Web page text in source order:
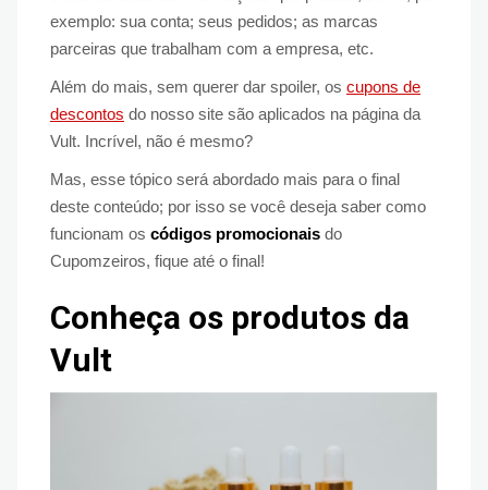
exemplo: sua conta; seus pedidos; as marcas
parceiras que trabalham com a empresa, etc.
Além do mais, sem querer dar spoiler, os cupons de
descontos do nosso site são aplicados na página da
Vult. Incrível, não é mesmo?
Mas, esse tópico será abordado mais para o final
deste conteúdo; por isso se você deseja saber como
funcionam os códigos promocionais do
Cupomzeiros, fique até o final!
Conheça os produtos da
Vult